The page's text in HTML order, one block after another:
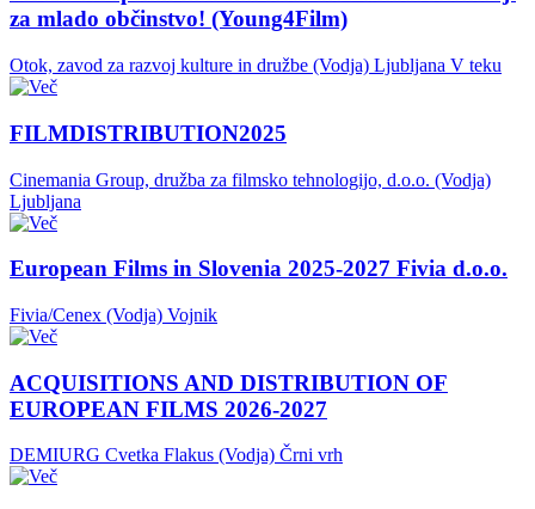
za mlado občinstvo! (Young4Film)
Otok, zavod za razvoj kulture in družbe (Vodja) Ljubljana V teku
FILMDISTRIBUTION2025
Cinemania Group, družba za filmsko tehnologijo, d.o.o. (Vodja)
Ljubljana
European Films in Slovenia 2025-2027 Fivia d.o.o.
Fivia/Cenex (Vodja) Vojnik
ACQUISITIONS AND DISTRIBUTION OF
EUROPEAN FILMS 2026-2027
DEMIURG Cvetka Flakus (Vodja) Črni vrh